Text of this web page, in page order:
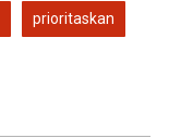
prioritaskan